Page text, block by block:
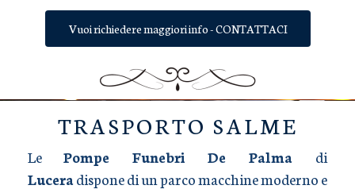
Vuoi richiedere maggiori info - CONTATTACI
TRASPORTO SALME
Le Pompe Funebri De Palma di
Luceradispone di un parco macchine moderno e